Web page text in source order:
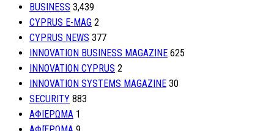
BUSINESS 3,439
CYPRUS E-MAG 2
CYPRUS NEWS 377
INNOVATION BUSINESS MAGAZINE 625
INNOVATION CYPRUS 2
INNOVATION SYSTEMS MAGAZINE 30
SECURITY 883
ΑΦΙΕΡΩΜΑ 1